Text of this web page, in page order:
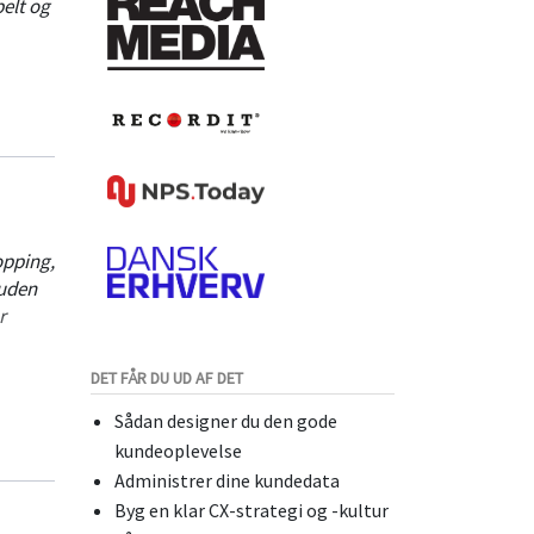
og
DET FÅR DU UD AF DET
Sådan designer du den gode
kundeoplevelse
Administrer dine kundedata
Byg en klar CX-strategi og -kultur